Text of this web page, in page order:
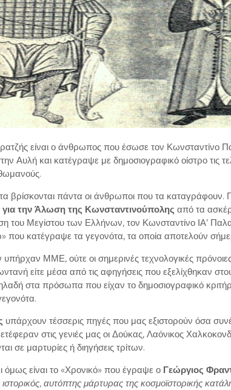
είναι ο άνθρωπος που έσωσε τον Κωνσταντίνο
Αυλή και κατέγραψε με δημοσιογραφικό οίστρο τις
βρίσκονται πάντα οι άνθρωποι που τα καταγράφουν.
για την Άλωση της Κωνσταντινούπολης από τα
του Μεγίστου των Ελλήνων, τον Κωνσταντίνο ΙΑ’
που κατέγραψε τα γεγονότα, τα οποία αποτελούν
ΜΜΕ, ούτε οι σημερινές τεχνολογικές
είτε μέσα από τις αφηγήσεις που εξελίχθηκαν
στα πρόσωπα που είχαν το δημοσιογραφικό
υπάρχουν τέσσερις πηγές που μας εξιστορούν όσα
στις γενιές μας οι Δούκας, Λαόνικος
σε μαρτυρίες ή διηγήσεις τρίτων.
όμως είναι το «Χρονικό» που έγραψε ο Γεώργιος
ιστορικός, αυτόπτης μάρτυρας της κοσμοϊστορικής